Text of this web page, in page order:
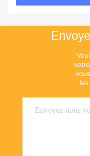
filtration HVAC HEPA